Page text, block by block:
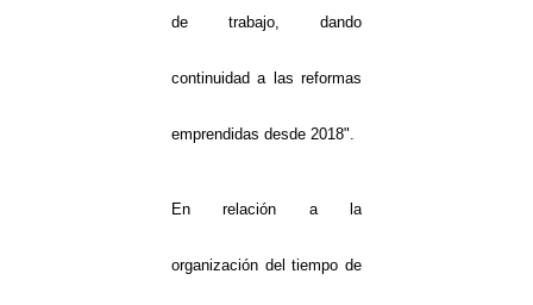
de trabajo, dando
continuidad a las reformas
emprendidas desde 2018".
En relación a la
organización del tiempo de